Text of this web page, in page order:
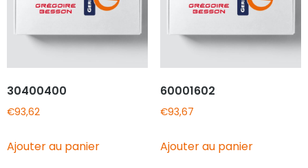
30400400
€93,62
Ajouter au panier
60001602
€93,67
Ajouter au panier